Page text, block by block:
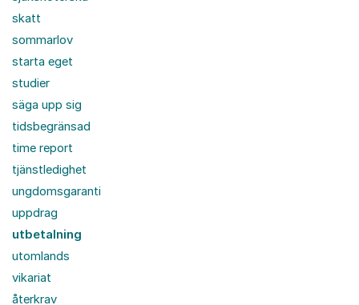
skatt
sommarlov
starta eget
studier
säga upp sig
tidsbegränsad
time report
tjänstledighet
ungdomsgaranti
uppdrag
utbetalning
utomlands
vikariat
återkrav